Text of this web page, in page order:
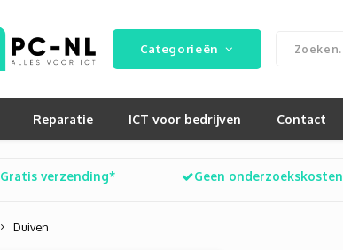
Categorieën
Reparatie ICT voor bedrijven Contact
Gratis verzending* Geen onderzoekskosten
Duiven